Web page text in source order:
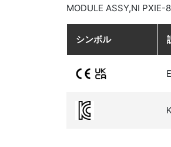
MODULE ASSY,NI PXIE-
シンボル